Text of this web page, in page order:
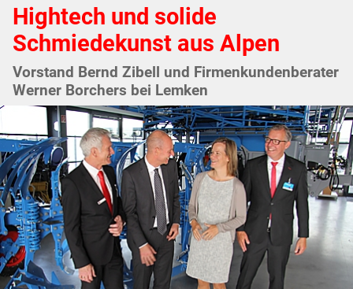
Hightech und solide
Schmiedekunst aus Alpen
Vorstand Bernd Zibell und Firmenkundenberater
Werner Borchers bei Lemken